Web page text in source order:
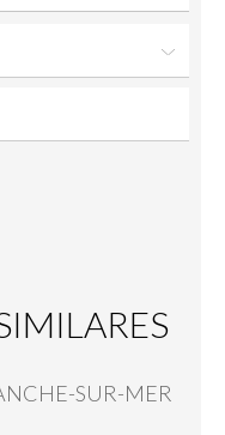
SUR-MER